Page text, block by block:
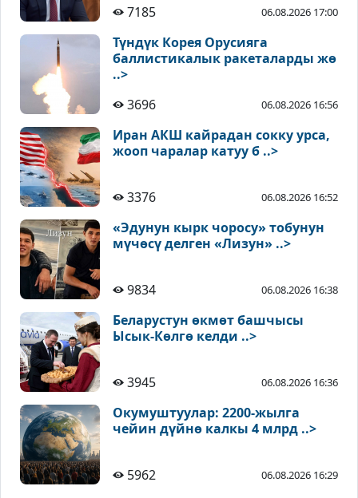
7185 06.08.2026 17:00
Түндүк Корея Орусияга
баллистикалык ракеталарды жө
..>
3696
06.08.2026 16:56
Иран АКШ кайрадан сокку урса,
жооп чаралар катуу б ..>
3376 06.08.2026 16:52
«Эдунун кырк чоросу» тобунун
мүчөсү делген «Лизун» ..>
9834 06.08.2026 16:38
Беларустун өкмөт башчысы
Ысык-Көлгө келди ..>
3945 06.08.2026 16:36
Окумуштуулар: 2200-жылга
чейин дүйнө калкы 4 млрд ..>
5962 06.08.2026 16:29